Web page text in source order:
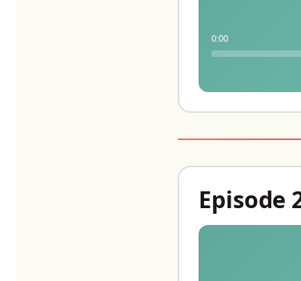
0:00
Episode